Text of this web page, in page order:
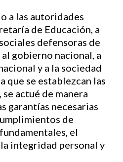
a las autoridades
de Educación, a
defensoras de
gobierno nacional, a
y a la sociedad
que se establezcan las
actué de manera
garantías necesarias
de
el
integridad personal y